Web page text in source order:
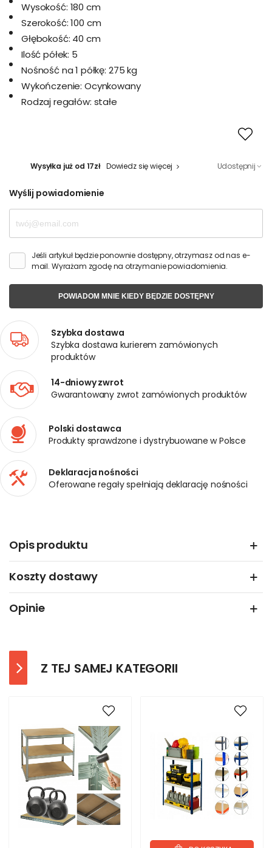
Wysokość: 180 cm
Szerokość: 100 cm
Głębokość: 40 cm
Ilość półek: 5
Nośność na 1 półkę: 275 kg
Wykończenie: Ocynkowany
Rodzaj regałów: stałe
Wysyłka już od 17zł Dowiedz się więcej Udostępnij
Wyślij powiadomienie
Jeśli artykuł będzie ponownie dostępny, otrzymasz od nas e-
mail. Wyrażam zgodę na otrzymanie powiadomienia.
POWIADOM MNIE KIEDY BĘDZIE DOSTĘPNY
Szybka dostawa
Szybka dostawa kurierem zamówionych
produktów
14-dniowy zwrot
Gwarantowany zwrot zamówionych produktów
Polski dostawca
Produkty sprawdzone i dystrybuowane w Polsce
Deklaracja nośności
Oferowane regały spełniają deklarację nośności
Opis produktu
Koszty dostawy
Opinie
Z TEJ SAMEJ KATEGORII